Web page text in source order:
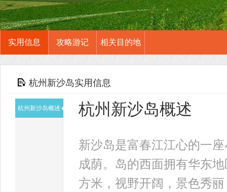
实用信息 攻略游记 相关目的地
杭州新沙岛实用信息
杭州新沙岛概述 杭州新沙岛概述
新沙岛是富春江江心的一
成荫。岛的西面拥有华东
方米，视野开阔，景色秀